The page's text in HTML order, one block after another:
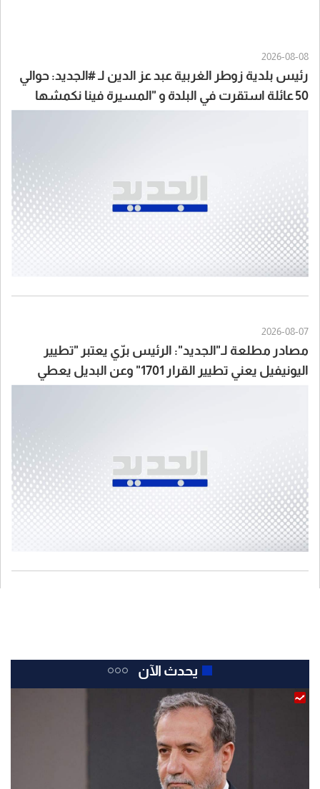
2026-08-08
رئيس بلدية زوطر الغربية عبد عز الدين لـ #الجديد: حوالي
50 عائلة استقرت في البلدة و "المسيرة فينا نكمشها
2026-08-07
مصادر مطلعة لـ"الجديد": الرئيس برّي يعتبر "تطيير
اليونيفيل يعني تطيير القرار 1701" وعن البديل يعطي
يحدث الآن